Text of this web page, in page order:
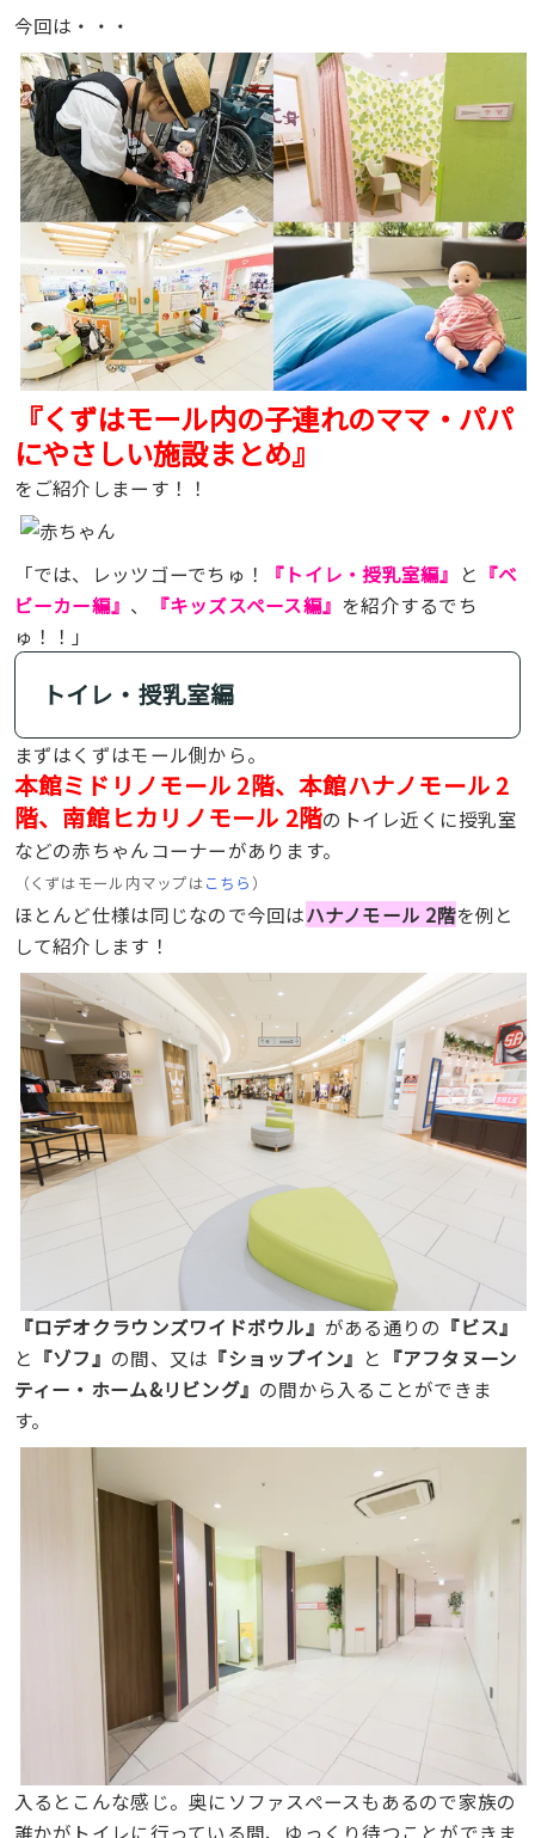
今回は・・・
『くずはモール内の子連れのママ・パパ
にやさしい施設まとめ』
をご紹介しまーす！！
「では、レッツゴーでちゅ！ 『トイレ・授乳室編』 と 『ベ
ビーカー編』 、 『キッズスペース編』 を紹介するでち
ゅ！！」
トイレ・授乳室編
まずはくずはモール側から。
本館ミドリノモール 2階、本館ハナノモール 2
階、 南館ヒカリノモール 2階のトイレ近くに授乳室
などの赤ちゃんコーナーがあります。
（くずはモール内マップはこちら ）
ほとんど仕様は同じなので今回はハナノモール 2階を例と
して紹介します！
『ロデオクラウンズワイドボウル』 がある通りの 『ビス』
と 『ゾフ』 の間、又は 『ショップイン』 と 『アフタヌーン
ティー・ホーム&リビング』 の間から入ることができま
す。
入るとこんな感じ。奥にソファスペースもあるので家族の
誰かがトイレに行っている間、ゆっくり待つことができま